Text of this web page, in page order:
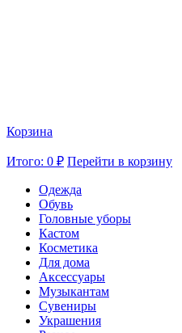
Корзина
Итого: 0 ₽ Перейти в корзину
Одежда
Обувь
Головные уборы
Кастом
Косметика
Для дома
Аксессуары
Музыкантам
Сувениры
Украшения